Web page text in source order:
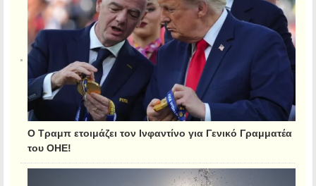
Ο Τραμπ ετοιμάζει τον Ινφαντίνο για Γενικό Γραμματέα
του ΟΗΕ!